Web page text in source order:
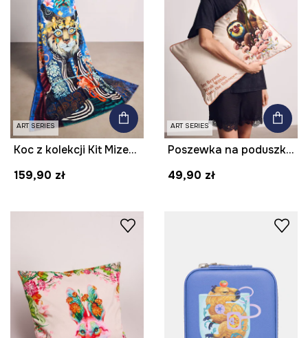
ART SERIES
Koc z kolekcji Kit Mizeres x Medicine
159,90 zł
ART SERIES
Poszewka na poduszkę dekoracyjna z kolekcji Kit Mizeres x Medicine
49,90 zł